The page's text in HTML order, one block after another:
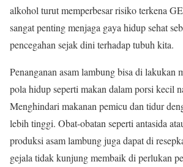
alkohol turut memperbesar risiko terkena
sangat penting menjaga gaya hidup sehat
pencegahan sejak dini terhadap tubuh kita.
Penanganan asam lambung bisa di lakukan
pola hidup seperti makan dalam porsi kecil
Menghindari makanan pemicu dan tidur
lebih tinggi. Obat-obatan seperti antasida
produksi asam lambung juga dapat di
gejala tidak kunjung membaik di perlukan